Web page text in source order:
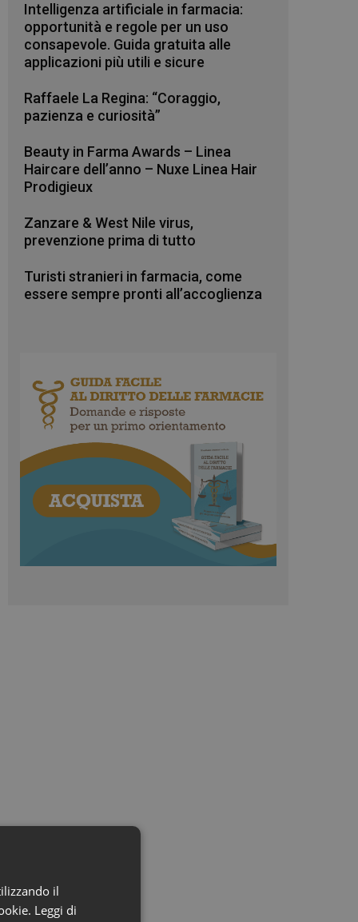
Intelligenza artificiale in farmacia:
opportunità e regole per un uso
consapevole. Guida gratuita alle
applicazioni più utili e sicure
Raffaele La Regina: “Coraggio,
pazienza e curiosità”
Beauty in Farma Awards – Linea
Haircare dell’anno – Nuxe Linea Hair
Prodigieux
Zanzare & West Nile virus,
prevenzione prima di tutto
Turisti stranieri in farmacia, come
essere sempre pronti all’accoglienza
il
Leggi di